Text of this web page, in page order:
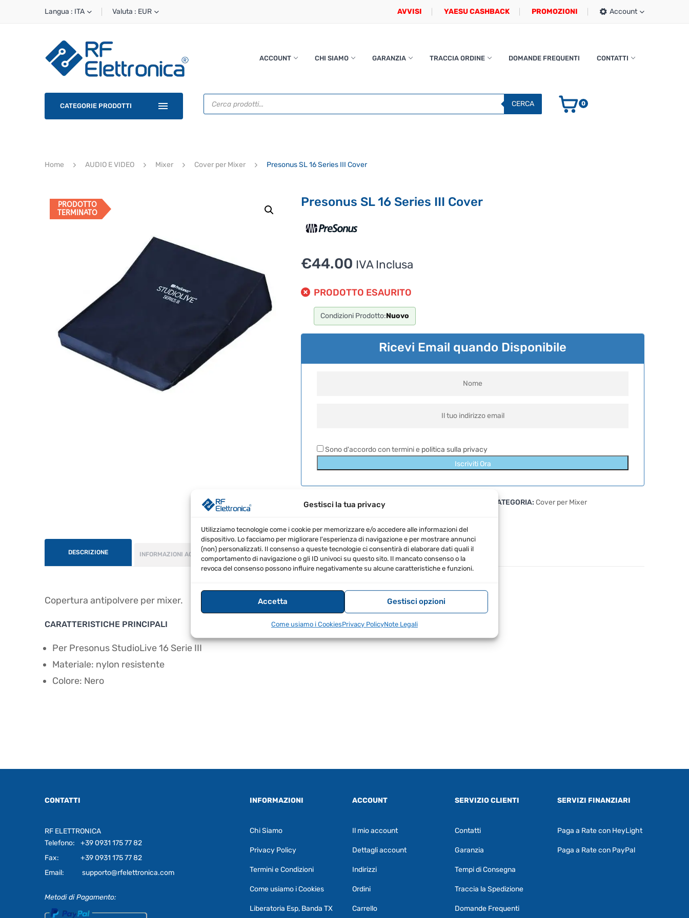
Gestisci la tua privacy
Utilizziamo tecnologie come i cookie per memorizzare e/o accedere alle informazioni del
dispositivo. Lo facciamo per migliorare l'esperienza di navigazione e per mostrare annunci
(non) personalizzati. Il consenso a queste tecnologie ci consentirà di elaborare dati quali il
comportamento di navigazione o gli ID univoci su questo sito. Il mancato consenso o la
revoca del consenso possono influire negativamente su alcune caratteristiche e funzioni.
Accetta Gestisci opzioni
Come usiamo i CookiesPrivacy PolicyNote Legali
Langua : ITA Valuta : EUR AVVISI YAESU CASHBACK PROMOZIONI Account
ACCOUNT CHI SIAMO GARANZIA TRACCIA ORDINE DOMANDE FREQUENTI CONTATTI
CATEGORIE PRODOTTI
Ricerca
prodotti
CERCA 0
Home AUDIO E VIDEO Mixer Cover per Mixer Presonus SL 16 Series III Cover
PRODOTTO
TERMINATO
Presonus SL 16 Series III Cover
€44.00 IVA Inclusa
PRODOTTO ESAURITO
Condizioni Prodotto:Nuovo
Ricevi Email quando Disponibile
Sono d'accordo con termini e politica sulla privacy
Iscriviti Ora
SKU:161513 MARCA:PreSonus CATEGORIA: Cover per Mixer
DESCRIZIONE INFORMAZIONI AGGIUNTIVE
Copertura antipolvere per mixer.
CARATTERISTICHE PRINCIPALI
Per Presonus StudioLive 16 Serie III
Materiale: nylon resistente
Colore: Nero
CONTATTI
RF ELETTRONICA
Telefono:
+39 0931 175 77 82
Fax:
+39 0931 175 77 82
Email:
supporto@rfelettronica.com
Metodi di Pagamento:
INFORMAZIONI
Chi Siamo
Privacy Policy
Termini e Condizioni
Come usiamo i Cookies
Liberatoria Esp, Banda TX
ACCOUNT
Il mio account
Dettagli account
Indirizzi
Ordini
Carrello
SERVIZIO CLIENTI
Contatti
Garanzia
Tempi di Consegna
Traccia la Spedizione
Domande Frequenti
SERVIZI FINANZIARI
Paga a Rate con HeyLight
Paga a Rate con PayPal
RF Assist
Puoi chiedermi informazioni generali o
specifiche su certi prodotti.
prodotto